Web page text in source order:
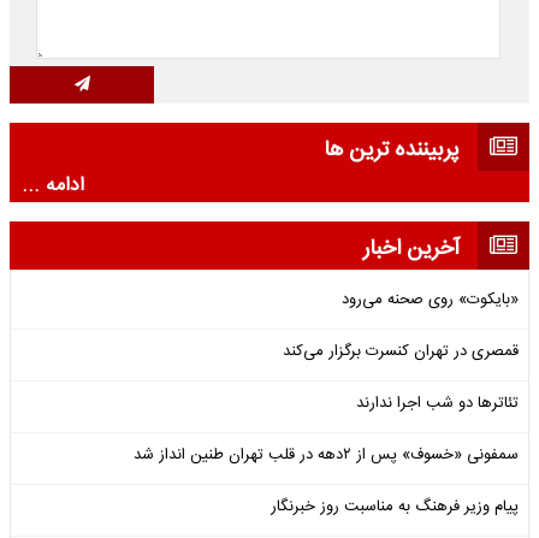
پربیننده ترین ها
ادامه ...
آخرین اخبار
«بایکوت» روی صحنه می‌رود
قمصری در تهران کنسرت برگزار می‌کند
تئاترها دو شب اجرا ندارند
سمفونی «خسوف» پس از ۲دهه در قلب تهران طنین انداز شد
پیام وزیر فرهنگ به مناسبت روز خبرنگار